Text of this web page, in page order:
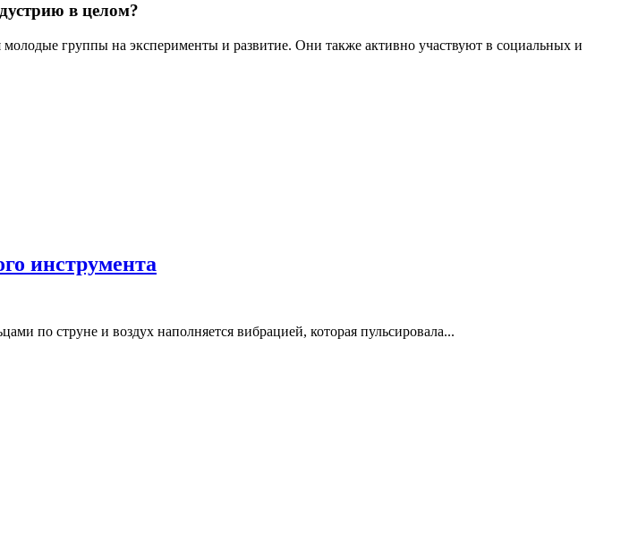
в целом?
группы на эксперименты и развитие. Они также активно участвуют в социальных и
инструмента
по струне и воздух наполняется вибрацией, которая пульсировала...